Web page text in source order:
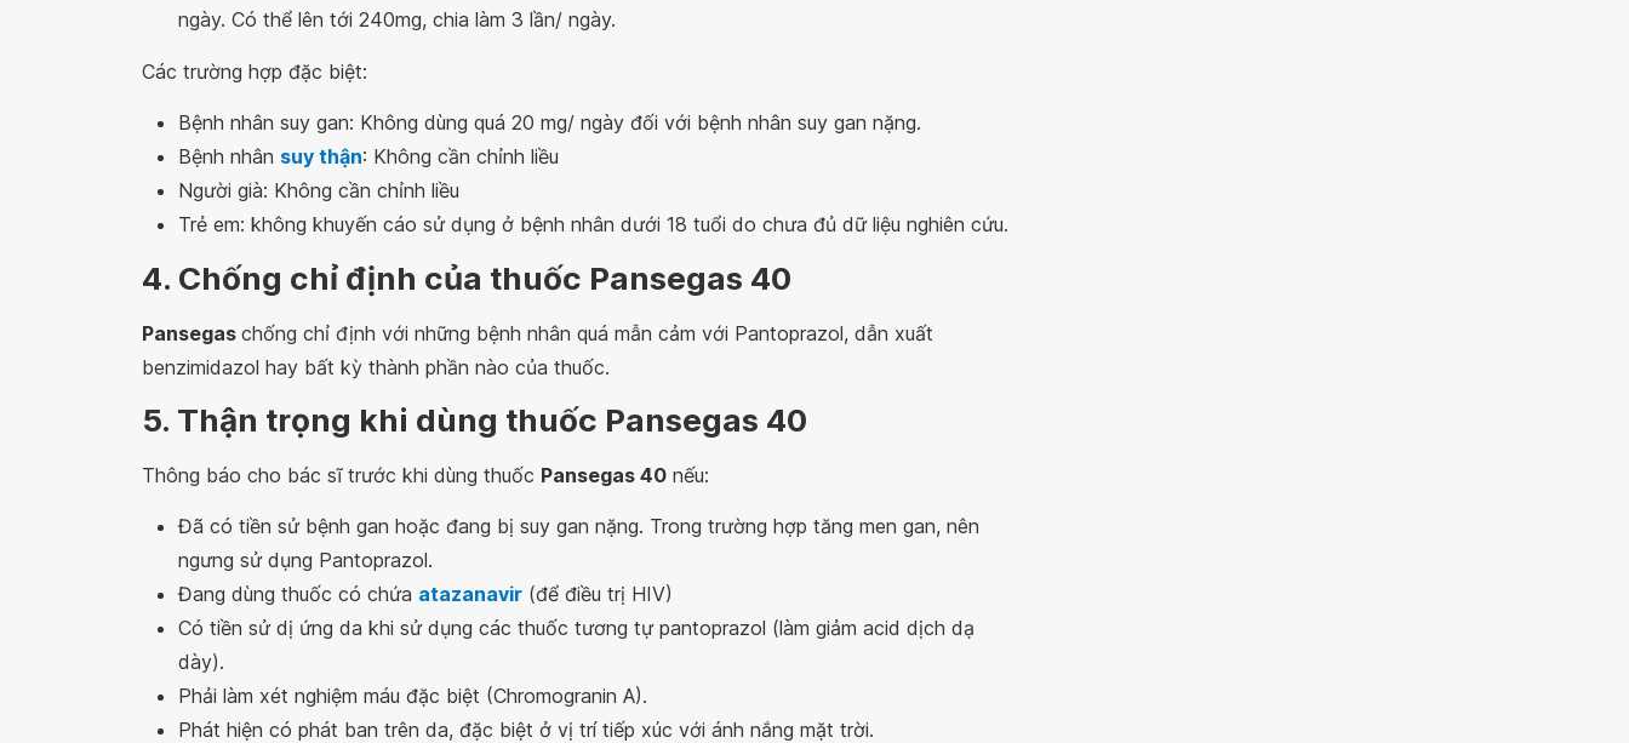
ngày. Có thể lên tới 240mg, chia làm 3 lần/ ngày.
Các trường hợp đặc biệt:
Bệnh nhân suy gan: Không dùng quá 20 mg/ ngày đối với bệnh nhân suy gan nặng.
Bệnh nhân suy thận: Không cần chỉnh liều
Người già: Không cần chỉnh liều
Trẻ em: không khuyến cáo sử dụng ở bệnh nhân dưới 18 tuổi do chưa đủ dữ liệu nghiên cứu.
4. Chống chỉ định của thuốc Pansegas 40
Pansegas chống chỉ định với những bệnh nhân quá mẫn cảm với Pantoprazol, dẫn xuất
benzimidazol hay bất kỳ thành phần nào của thuốc.
5. Thận trọng khi dùng thuốc Pansegas 40
Thông báo cho bác sĩ trước khi dùng thuốc Pansegas 40 nếu:
Đã có tiền sử bệnh gan hoặc đang bị suy gan nặng. Trong trường hợp tăng men gan, nên
ngưng sử dụng Pantoprazol.
Đang dùng thuốc có chứa atazanavir (để điều trị HIV)
Có tiền sử dị ứng da khi sử dụng các thuốc tương tự pantoprazol (làm giảm acid dịch dạ
dày).
Phải làm xét nghiệm máu đặc biệt (Chromogranin A).
Phát hiện có phát ban trên da, đặc biệt ở vị trí tiếp xúc với ánh nắng mặt trời.